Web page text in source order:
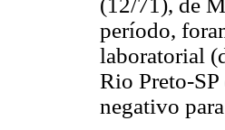
(12/71), de
período,
laboratorial
Rio Preto-
negativo